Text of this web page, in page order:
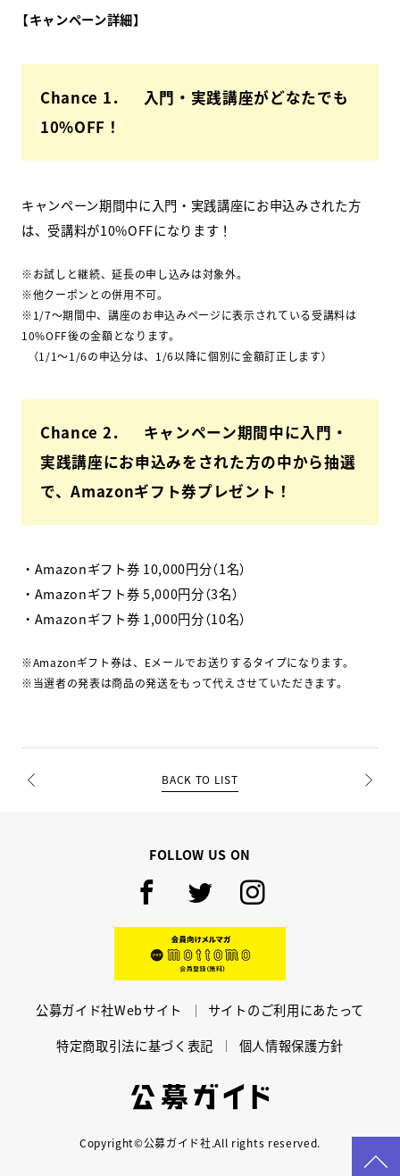
【キャンペーン詳細】
Chance 1． 入門・実践講座がどなたでも
10%OFF！
キャンペーン期間中に入門・実践講座にお申込みされた方
は、受講料が10%OFFになります！
※お試しと継続、延長の申し込みは対象外。
※他クーポンとの併用不可。
※1/7～期間中、講座のお申込みページに表示されている受講料は
10%OFF後の金額となります。
（1/1～1/6の申込分は、1/6以降に個別に金額訂正します）
Chance 2． キャンペーン期間中に入門・
実践講座にお申込みをされた方の中から抽選
で、Amazonギフト券プレゼント！
・Amazonギフト券 10,000円分（1名）
・Amazonギフト券 5,000円分（3名）
・Amazonギフト券 1,000円分（10名）
※Amazonギフト券は、Eメールでお送りするタイプになります。
※当選者の発表は商品の発送をもって代えさせていただきます。
BACK TO LIST
FOLLOW US ON
Facebook
TwitterInstagram
公募ガイド社Webサイト
サイトのご利用にあたって
特定商取引法に基づく表記
個人情報保護方針
Copyright©公募ガイド社.All rights reserved.